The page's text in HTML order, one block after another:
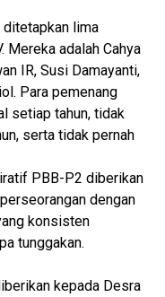
ditetapkan lima
Mereka adalah Cahya
IR, Susi Damayanti,
Para pemenang
setiap tahun, tidak
serta tidak pernah
PBB-P2 diberikan
dengan
konsisten
tunggakan.
kepada Desra